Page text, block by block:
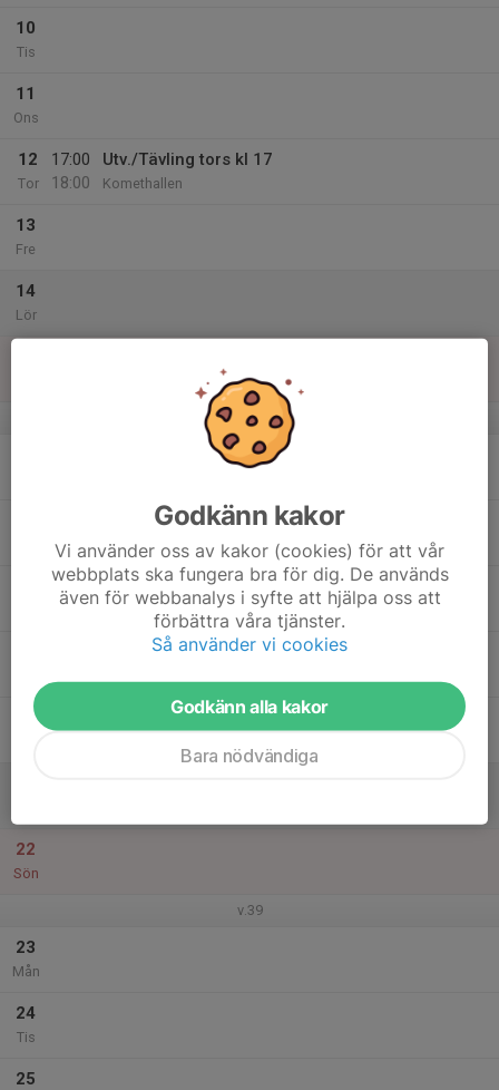
10
Tis
11
Ons
12
Tor
17:00
18:00
Utv./Tävling tors kl 17
Komethallen
13
Fre
14
Lör
v.38
Utv./Tävling tors kl 17
20
22
Sön
v.39
23
Mån
24
Tis
25
Godkänn kakor
Vi använder oss av kakor (cookies) för att vår
webbplats ska fungera bra för dig. De används
även för webbanalys i syfte att hjälpa oss att
förbättra våra tjänster.
Så använder vi cookies
Godkänn alla kakor
Bara nödvändiga